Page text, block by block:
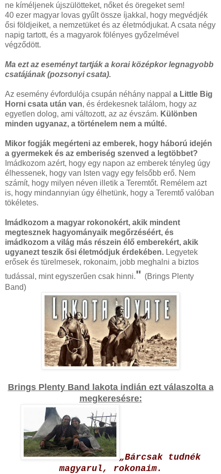
ne kíméljenek újszülötteket, nőket és öregeket sem!
40 ezer magyar lovas gyűlt össze íjakkal, hogy megvédjék
ősi földjeiket, a nemzetüket és az életmódjukat. A csata négy
napig tartott, és a magyarok fölényes győzelmével
végződött.
Ma ezt az eseményt tartják a korai középkor legnagyobb
csatájának (pozsonyi csata).
Az esemény évfordulója csupán néhány nappal a Little Big
Horni csata után van, és érdekesnek találom, hogy az
egyetlen dolog, ami változott, az az évszám. Különben
minden ugyanaz, a történelem nem a múlté.
Mikor fogják megérteni az emberek, hogy háború idején
a gyermekek és az emberiség szenved a legtöbbet?
Imádkozom azért, hogy egy napon az emberek tényleg úgy
élhessenek, hogy van Isten vagy egy felsőbb erő. Nem
számít, hogy milyen néven illetik a Teremtőt. Remélem azt
is, hogy mindannyian úgy élhetünk, hogy a Teremtő valóban
tökéletes.
Imádkozom a magyar rokonokért, akik mindent
megtesznek hagyományaik megőrzéséért, és
imádkozom a világ más részein élő emberekért, akik
ugyanezt teszik ősi életmódjuk érdekében. Legyetek
erősek és türelmesek, rokonaim, jobb meghalni a biztos
tudással, mint egyszerűen csak hinni." (Brings Plenty
Band)
Brings Plenty Band lakota indián ezt válaszolta a
megkeresésre:
„Bárcsak tudnék
magyarul, rokonaim.